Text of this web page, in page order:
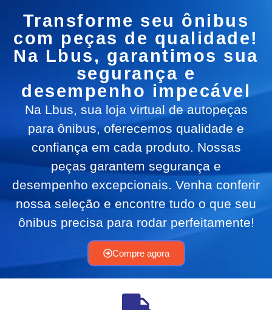
Transforme seu ônibus
com peças de qualidade!
Na Lbus, garantimos sua
segurança e
desempenho impecável
Na Lbus, sua loja virtual de autopeças
para ônibus, oferecemos qualidade e
confiança em cada produto. Nossas
peças garantem segurança e
desempenho excepcionais. Venha conferir
nossa seleção e encontre tudo o que seu
ônibus precisa para rodar perfeitamente!
Compre agora